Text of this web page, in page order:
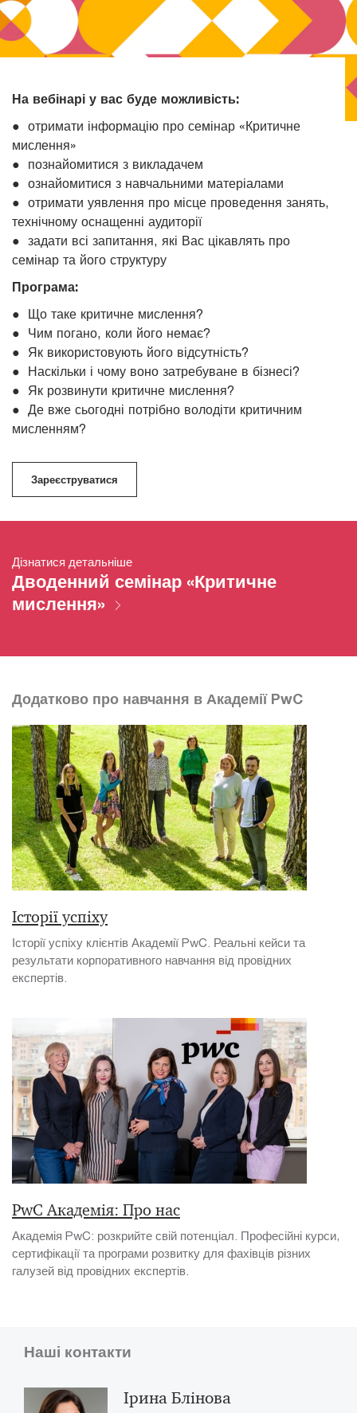
На вебінарі у вас буде можливість:
● отримати інформацію про семінар «Критичне
мислення»
● познайомитися з викладачем
● ознайомитися з навчальними матеріалами
● отримати уявлення про місце проведення занять,
технічному оснащенні аудиторії
● задати всі запитання, які Вас цікавлять про
семінар та його структуру
Програма:
● Що таке критичне мислення?
● Чим погано, коли його немає?
● Як використовують його відсутність?
● Наскільки і чому воно затребуване в бізнесі?
● Як розвинути критичне мислення?
● Де вже сьогодні потрібно володіти критичним
мисленням?
Зареєструватися
Дізнатися детальніше
Дводенний семінар «Критичне
мислення»
Додатково про навчання в Академії PwC
Історії успіху
Історії успіху клієнтів Академії PwC. Реальні кейси та
результати корпоративного навчання від провідних
експертів.
PwC Академія: Про нас
Академія PwC: розкрийте свій потенціал. Професійні курси,
сертифікації та програми розвитку для фахівців різних
галузей від провідних експертів.
Наші контакти
Ірина Блінова